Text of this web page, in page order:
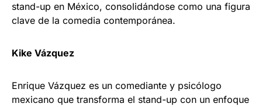
stand-up en México, consolidándose como una figura
clave de la comedia contemporánea.
Kike Vázquez
Enrique Vázquez es un comediante y psicólogo
mexicano que transforma el stand-up con un enfoque